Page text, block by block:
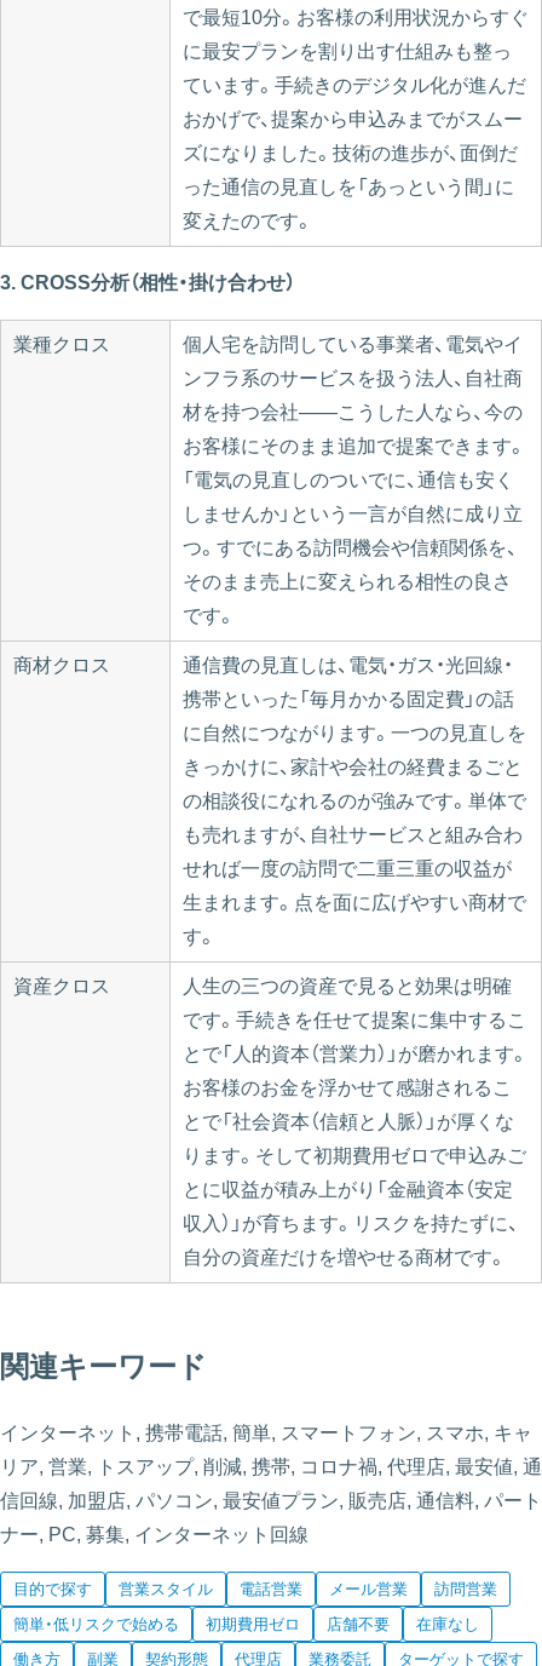
で最短10分。お客様の利用状況からすぐ
に最安プランを割り出す仕組みも整っ
ています。手続きのデジタル化が進んだ
おかげで、提案から申込みまでがスムー
ズになりました。技術の進歩が、面倒だ
った通信の見直しを「あっという間」に
変えたのです。
3. CROSS分析（相性・掛け合わせ）
業種クロス
個人宅を訪問している事業者、電気やイ
ンフラ系のサービスを扱う法人、自社商
材を持つ会社——こうした人なら、今の
お客様にそのまま追加で提案できます。
「電気の見直しのついでに、通信も安く
しませんか」という一言が自然に成り立
つ。すでにある訪問機会や信頼関係を、
そのまま売上に変えられる相性の良さ
です。
商材クロス
通信費の見直しは、電気・ガス・光回線・
携帯といった「毎月かかる固定費」の話
に自然につながります。一つの見直しを
きっかけに、家計や会社の経費まるごと
の相談役になれるのが強みです。単体で
も売れますが、自社サービスと組み合わ
せれば一度の訪問で二重三重の収益が
生まれます。点を面に広げやすい商材で
す。
資産クロス
人生の三つの資産で見ると効果は明確
です。手続きを任せて提案に集中するこ
とで「人的資本（営業力）」が磨かれます。
お客様のお金を浮かせて感謝されるこ
とで「社会資本（信頼と人脈）」が厚くな
ります。そして初期費用ゼロで申込みご
とに収益が積み上がり「金融資本（安定
収入）」が育ちます。リスクを持たずに、
自分の資産だけを増やせる商材です。
関連キーワード
インターネット, 携帯電話, 簡単, スマートフォン, スマホ, キャ
リア, 営業, トスアップ, 削減, 携帯, コロナ禍, 代理店, 最安値, 通
信回線, 加盟店, パソコン, 最安値プラン, 販売店, 通信料, パート
ナー, PC, 募集, インターネット回線
目的で探す 営業スタイル 電話営業 メール営業
訪問営業
簡単・低リスクで始める
初期費用ゼロ 店舗不要
在庫なし
働き方
副業 契約形態 代理店 業務委託 ターゲットで探す